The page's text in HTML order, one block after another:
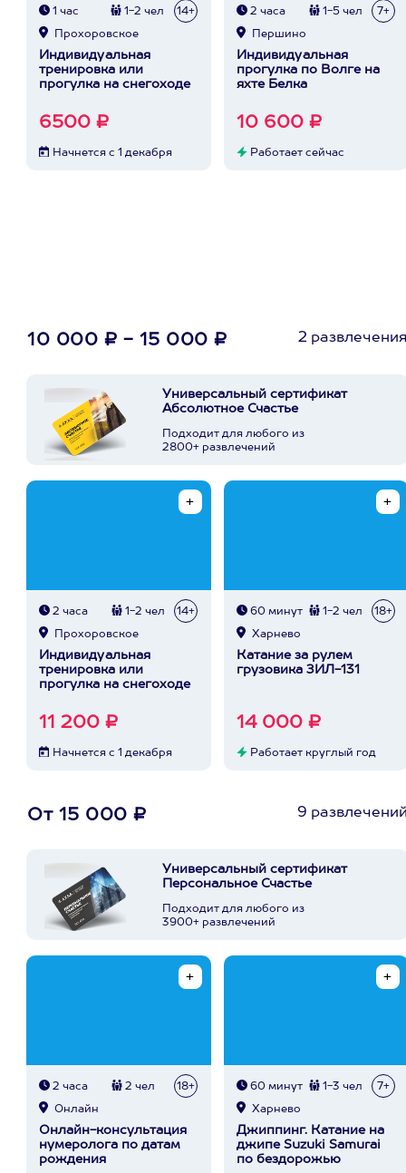
1 час 1-2 чел 14+
Прохоровское
Индивидуальная
тренировка или
прогулка на снегоходе
6500 ₽
Начнется с 1 декабря
2 часа 1-5 чел 7+
Першино
Индивидуальная
прогулка по Волге на
яхте Белка
10 600 ₽
Работает сейчас
10 000 ₽ - 15 000 ₽ 2
Универсальный сертификат
Абсолютное Счастье
Подходит для любого из
2800+ развлечений
2 часа 1-2 чел 14+
Прохоровское
Индивидуальная
тренировка или
прогулка на снегоходе
11 200 ₽
Начнется с 1 декабря
60 минут 1-2 чел 18+
Харнево
Катание за рулем
грузовика ЗИЛ-131
14 000 ₽
Работает круглый год
От 15 000 ₽ 9
Универсальный сертификат
Персональное Счастье
Подходит для любого из
3900+ развлечений
2 часа 2 чел 18+
Онлайн
Онлайн-консультация
нумеролога по датам
рождения
60 минут 1-3 чел 7+
Харнево
Джиппинг. Катание на
джипе Suzuki Samurai
по бездорожью